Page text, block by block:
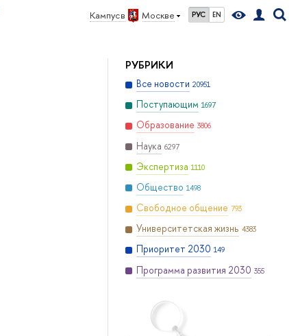
Кампус в Москве РУС EN
РУБРИКИ
Все новости 20951
Поступающим 1697
Образование 3806
Наука 6297
Экспертиза 1110
Общество 1498
Свободное общение 793
Университетская жизнь 4383
Приоритет 2030 149
Программа развития 2030 355